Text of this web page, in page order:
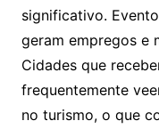
significativo.
geram empregos e
Cidades que
frequentemente
no turismo, o que